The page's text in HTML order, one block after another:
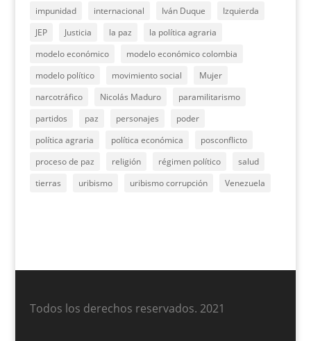
impunidad
internacional Iván Duque
Izquierda
JEP
Justicia la paz
la política agraria
modelo económico
modelo económico colombia
modelo político
movimiento social
Mujer
narcotráfico
Nicolás Maduro
paramilitarismo
partidos
paz personajes
poder
política agraria
política económica
posconflicto
proceso de paz
religión régimen político
salud
tierras
uribismo uribismo corrupción Venezuela
Todos los derechos reservados. 2021